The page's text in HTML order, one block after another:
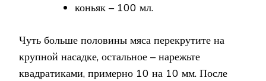
коньяк – 100 мл.
Чуть больше половины мяса перекрутите на
крупной насадке, остальное – нарежьте
квадратиками, примерно 10 на 10 мм. После